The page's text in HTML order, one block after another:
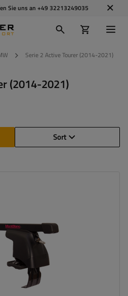
Sie uns an +49 32213249035
Serie 2 Active Tourer (2014-2021)
(2014-2021)
Sort